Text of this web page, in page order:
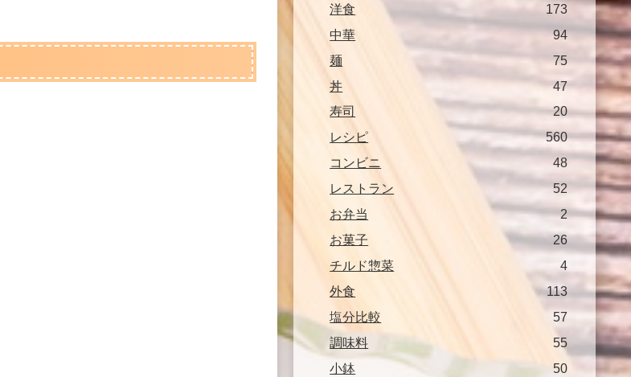
洋食
173
中華
94
麺
75
丼
47
寿司
20
レシピ
560
コンビニ
48
レストラン
52
お弁当
2
お菓子
26
チルド惣菜
4
外食
113
塩分比較
57
調味料
55
小鉢
50